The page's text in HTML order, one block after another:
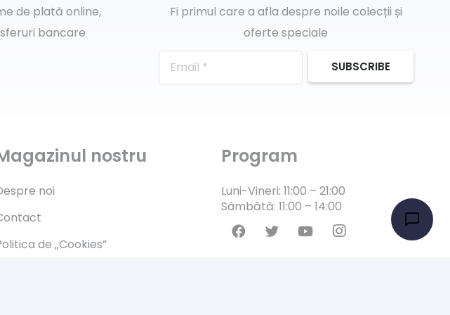
de plată online,
bancare
Fi primul care a afla despre noile colecții și
oferte speciale
SUBSCRIBE
nostru
noi
de „Cookies”
Program
Luni-Vineri: 11:00 – 21:00
Sâmbătă: 11:00 – 14:00